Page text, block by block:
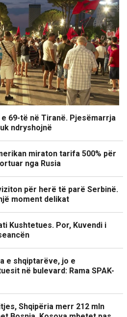
69-të në Tiranë. Pjesëmarrja
ndryshojnë
miraton tarifa 500% për
nga Rusia
për herë të parë Serbinë.
moment delikat
Kushtetues. Por, Kuvendi i
e shqiptarëve, jo e
në bulevard: Rama SPAK-
Shqipëria merr 212 mln